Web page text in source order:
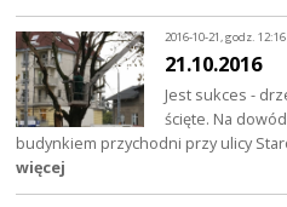
2016-10-21, godz. 12:16
21.10.2016
Jest sukces -
ścięte. Na
budynkiem przychodni przy ulicy
więcej